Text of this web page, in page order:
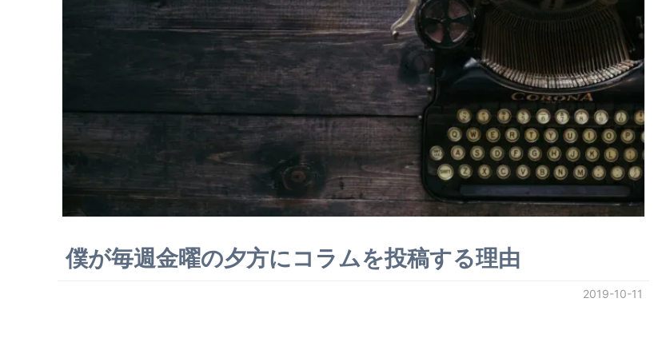
僕が毎週金曜の夕方にコラムを投稿する理由
2019-10-11